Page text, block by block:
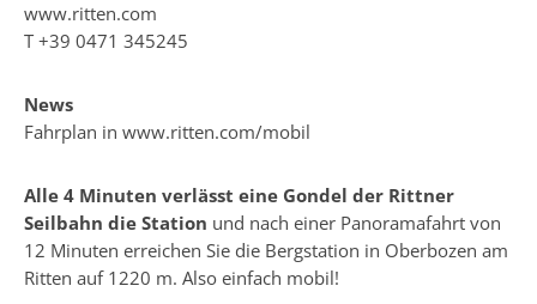
www.ritten.com
T +39 0471 345245
News
Fahrplan in www.ritten.com/mobil
Alle 4 Minuten verlässt eine Gondel der Rittner
Seilbahn die Station und nach einer Panoramafahrt von
12 Minuten erreichen Sie die Bergstation in Oberbozen am
Ritten auf 1220 m. Also einfach mobil!